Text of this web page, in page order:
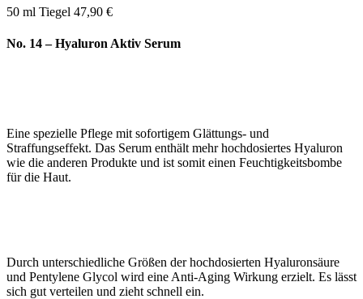
50 ml Tiegel 47,90 €
No. 14 – Hyaluron Aktiv Serum
Eine spezielle Pflege mit sofortigem Glättungs- und
Straffungseffekt. Das Serum enthält mehr hochdosiertes Hyaluron
wie die anderen Produkte und ist somit einen Feuchtigkeitsbombe
für die Haut.
Durch unterschiedliche Größen der hochdosierten Hyaluronsäure
und Pentylene Glycol wird eine Anti-Aging Wirkung erzielt. Es lässt
sich gut verteilen und zieht schnell ein.